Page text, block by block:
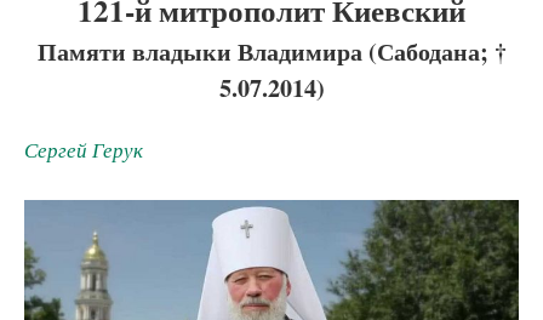
121-й митрополит Киевский
Памяти владыки Владимира (Сабодана; †
5.07.2014)
Сергей Герук